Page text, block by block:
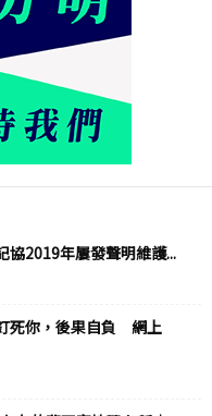
2019年屢發聲明維護...
死你，後果自負 網上